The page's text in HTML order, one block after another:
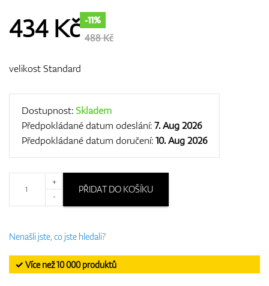
434Kč -11%
488 Kč
velikost Standard
Dostupnost:Skladem
Předpokládané datum odeslání:7. Aug 2026
Předpokládané datum doručení:10. Aug 2026
+
-
PŘIDAT DO KOŠÍKU
Nenašli jste, co jste hledali?
✓ Více než 10 000 produktů